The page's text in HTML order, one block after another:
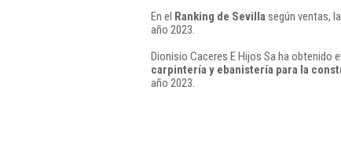
En el Ranking de Sevilla según ventas,
año 2023.
Dionisio Caceres E Hijos Sa ha obtenido
carpintería y ebanistería para la
año 2023.